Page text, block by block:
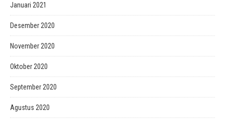
Januari 2021
Desember 2020
November 2020
Oktober 2020
September 2020
Agustus 2020